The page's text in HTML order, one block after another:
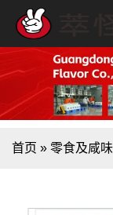
首页 » 零食及咸